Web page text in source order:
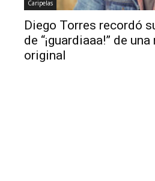
Caripelas
Diego Torres recordó
de “¡guardiaaa!” de
original